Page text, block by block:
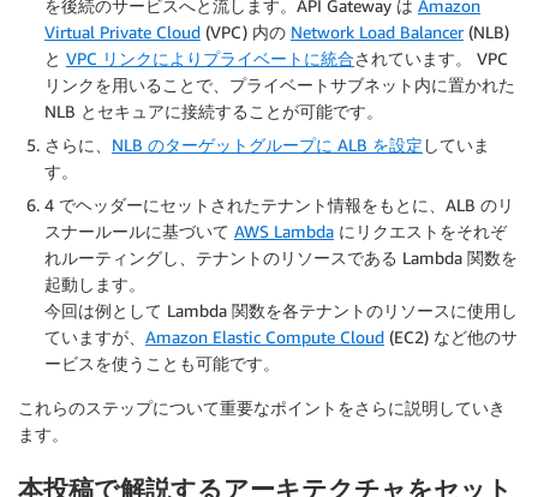
を後続のサービスへと流します。API Gateway は Amazon
Virtual Private Cloud (VPC) 内の Network Load Balancer(NLB)
と VPC リンクによりプライベートに統合されています。 VPC
リンクを用いることで、プライベートサブネット内に置かれた
NLB とセキュアに接続することが可能です。
さらに、 NLB のターゲットグループに ALB を設定 していま
す。
4 でヘッダーにセットされたテナント情報をもとに、ALB のリ
スナールールに基づいて AWS Lambda にリクエストをそれぞ
れルーティングし、テナントのリソースである Lambda 関数を
起動します。
今回は例として Lambda 関数を各テナントのリソースに使用し
ていますが、 Amazon Elastic Compute Cloud (EC2) など他のサ
ービスを使うことも可能です。
これらのステップについて重要なポイントをさらに説明していき
ます。
本投稿で解説するアーキテクチャをセット